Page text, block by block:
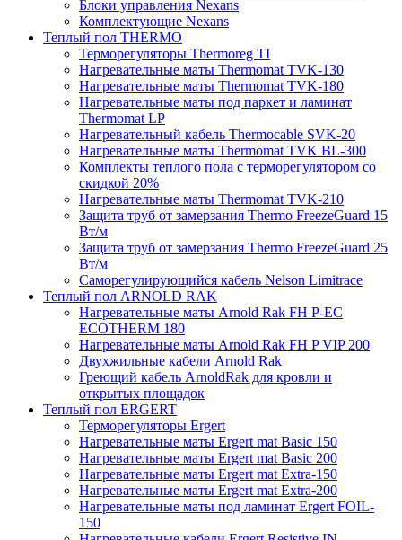
Блоки управления Nexans
Комплектующие Nexans
Теплый пол THERMO
Терморегуляторы Thermoreg TI
Нагревательные маты Thermomat TVK-130
Нагревательные маты Thermomat TVK-180
Нагревательные маты под паркет и ламинат
Thermomat LP
Нагревательный кабель Thermocable SVK-20
Нагревательные маты Thermomat TVK BL-300
Комплекты теплого пола с терморегулятором со
скидкой 20%
Нагревательные маты Thermomat TVK-210
Защита труб от замерзания Thermo FreezeGuard 15
Вт/м
Защита труб от замерзания Thermo FreezeGuard 25
Вт/м
Саморегулирующийся кабель Nelson Limitrace
Теплый пол ARNOLD RAK
Нагревательные маты Arnold Rak FH P-EC
ECOTHERM 180
Нагревательные маты Arnold Rak FH P VIP 200
Двухжильные кабели Arnold Rak
Греющий кабель ArnoldRak для кровли и
открытых площадок
Теплый пол ERGERT
Терморегуляторы Ergert
Нагревательные маты Ergert mat Basic 150
Нагревательные маты Ergert mat Basic 200
Нагревательные маты Ergert mat Extra-150
Нагревательные маты Ergert mat Extra-200
Нагревательные маты под ламинат Ergert FOIL-
150